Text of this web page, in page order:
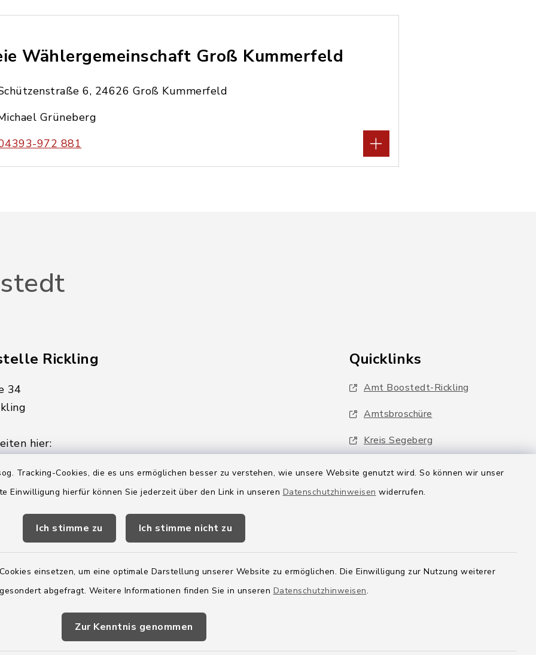
Tracking-Cookies, die es uns ermöglichen besser zu verstehen, wie unsere Website genutzt wird. So können wir unser
Einwilligung hierfür können Sie jederzeit über den Link in unseren Datenschutzhinweisen widerrufen.
Ich stimme zu Ich stimme nicht zu
einsetzen, um eine optimale Darstellung unserer Website zu ermöglichen. Die Einwilligung zur Nutzung weiterer
abgefragt. Weitere Informationen finden Sie in unseren Datenschutzhinweisen.
Zur Kenntnis genommen
Wählergemeinschaft Groß Kummerfeld
6, 24626 Groß Kummerfeld
Grüneberg
972 881
Rickling
34
hier:
Uhr
am Donnerstag:
Uhr
179-0
- 179-44
boostedt-
Quicklinks
Amt Boostedt-Rickling
Amtsbroschüre
Kreis Segeberg
Wege-Zweckverband